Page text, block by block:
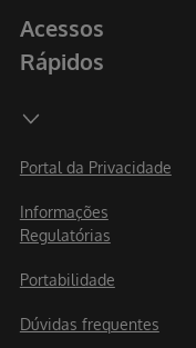
Acessos
Rápidos
Portal da Privacidade
Informações
Regulatórias
Portabilidade
Dúvidas frequentes